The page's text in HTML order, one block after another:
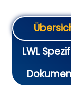
LWL